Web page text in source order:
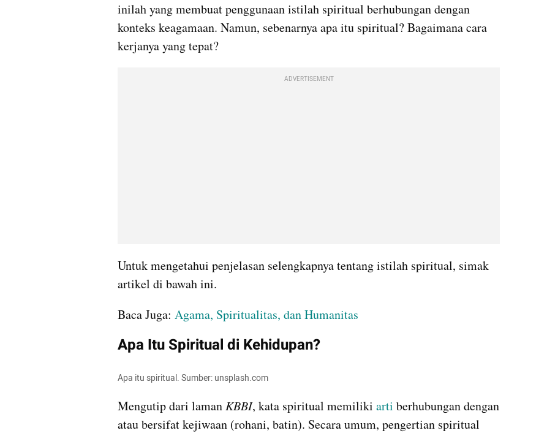
inilah yang membuat penggunaan istilah spiritual berhubungan dengan
konteks keagamaan. Namun, sebenarnya apa itu spiritual? Bagaimana cara
kerjanya yang tepat?
ADVERTISEMENT
Untuk mengetahui penjelasan selengkapnya tentang istilah spiritual, simak
artikel di bawah ini.
Baca Juga: Agama, Spiritualitas, dan Humanitas
Apa Itu Spiritual di Kehidupan?
Apa itu spiritual. Sumber: unsplash.com
Mengutip dari laman KBBI, kata spiritual memiliki arti berhubungan dengan
atau bersifat kejiwaan (rohani, batin). Secara umum, pengertian spiritual